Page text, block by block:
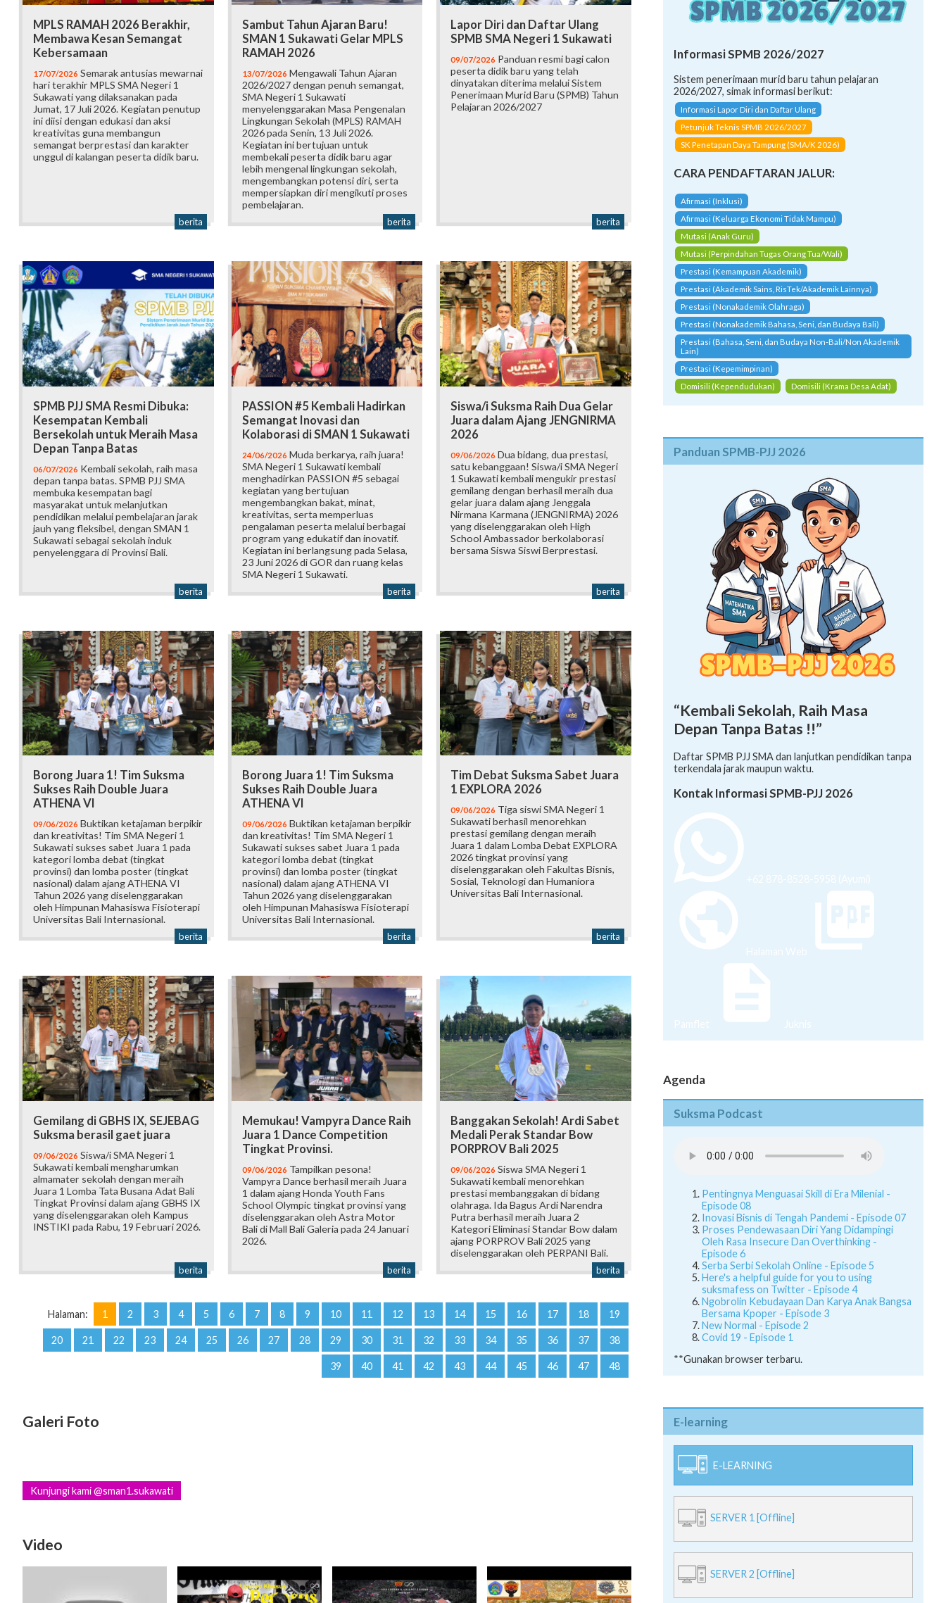
MPLS RAMAH 2026 Berakhir,
Membawa Kesan Semangat
Kebersamaan
17/07/2026 Semarak antusias mewarnai
hari terakhir MPLS SMA Negeri 1
Sukawati yang dilaksanakan pada
Jumat, 17 Juli 2026. Kegiatan penutup
ini diisi dengan edukasi dan aksi
kreativitas guna membangun
semangat berprestasi dan karakter
unggul di kalangan peserta didik baru.
berita
Sambut Tahun Ajaran Baru!
SMAN 1 Sukawati Gelar MPLS
RAMAH 2026
13/07/2026 Mengawali Tahun Ajaran
2026/2027 dengan penuh semangat,
SMA Negeri 1 Sukawati
menyelenggarakan Masa Pengenalan
Lingkungan Sekolah (MPLS) RAMAH
2026 pada Senin, 13 Juli 2026.
Kegiatan ini bertujuan untuk
membekali peserta didik baru agar
lebih mengenal lingkungan sekolah,
mengembangkan potensi diri, serta
mempersiapkan diri mengikuti proses
pembelajaran.
berita
Lapor Diri dan Daftar Ulang
SPMB SMA Negeri 1 Sukawati
09/07/2026 Panduan resmi bagi calon
peserta didik baru yang telah
dinyatakan diterima melalui Sistem
Penerimaan Murid Baru (SPMB) Tahun
Pelajaran 2026/2027
berita
SPMB PJJ SMA Resmi Dibuka:
Kesempatan Kembali
Bersekolah untuk Meraih Masa
Depan Tanpa Batas
06/07/2026 Kembali sekolah, raih masa
depan tanpa batas. SPMB PJJ SMA
membuka kesempatan bagi
masyarakat untuk melanjutkan
pendidikan melalui pembelajaran jarak
jauh yang fleksibel, dengan SMAN 1
Sukawati sebagai sekolah induk
penyelenggara di Provinsi Bali.
berita
PASSION #5 Kembali Hadirkan
Semangat Inovasi dan
Kolaborasi di SMAN 1 Sukawati
24/06/2026 Muda berkarya, raih juara!
SMA Negeri 1 Sukawati kembali
menghadirkan PASSION #5 sebagai
kegiatan yang bertujuan
mengembangkan bakat, minat,
kreativitas, serta memperluas
pengalaman peserta melalui berbagai
program yang edukatif dan inovatif.
Kegiatan ini berlangsung pada Selasa,
23 Juni 2026 di GOR dan ruang kelas
SMA Negeri 1 Sukawati.
berita
Siswa/i Suksma Raih Dua Gelar
Juara dalam Ajang JENGNIRMA
2026
09/06/2026 Dua bidang, dua prestasi,
satu kebanggaan! Siswa/i SMA Negeri
1 Sukawati kembali mengukir prestasi
gemilang dengan berhasil meraih dua
gelar juara dalam ajang Jenggala
Nirmana Karmana (JENGNIRMA) 2026
yang diselenggarakan oleh High
School Ambassador berkolaborasi
bersama Siswa Siswi Berprestasi.
berita
Borong Juara 1! Tim Suksma
Sukses Raih Double Juara
ATHENA VI
09/06/2026 Buktikan ketajaman berpikir
dan kreativitas! Tim SMA Negeri 1
Sukawati sukses sabet Juara 1 pada
kategori lomba debat (tingkat
provinsi) dan lomba poster (tingkat
nasional) dalam ajang ATHENA VI
Tahun 2026 yang diselenggarakan
oleh Himpunan Mahasiswa Fisioterapi
Universitas Bali Internasional.
berita
Borong Juara 1! Tim Suksma
Sukses Raih Double Juara
ATHENA VI
09/06/2026 Buktikan ketajaman berpikir
dan kreativitas! Tim SMA Negeri 1
Sukawati sukses sabet Juara 1 pada
kategori lomba debat (tingkat
provinsi) dan lomba poster (tingkat
nasional) dalam ajang ATHENA VI
Tahun 2026 yang diselenggarakan
oleh Himpunan Mahasiswa Fisioterapi
Universitas Bali Internasional.
berita
Tim Debat Suksma Sabet Juara
1 EXPLORA 2026
09/06/2026 Tiga siswi SMA Negeri 1
Sukawati berhasil menorehkan
prestasi gemilang dengan meraih
Juara 1 dalam Lomba Debat EXPLORA
2026 tingkat provinsi yang
diselenggarakan oleh Fakultas Bisnis,
Sosial, Teknologi dan Humaniora
Universitas Bali Internasional.
berita
Gemilang di GBHS IX, SEJEBAG
Suksma berasil gaet juara
09/06/2026 Siswa/i SMA Negeri 1
Sukawati kembali mengharumkan
almamater sekolah dengan meraih
Juara 1 Lomba Tata Busana Adat Bali
Tingkat Provinsi dalam ajang GBHS IX
yang diselenggarakan oleh Kampus
INSTIKI pada Rabu, 19 Februari 2026.
berita
Memukau! Vampyra Dance Raih
Juara 1 Dance Competition
Tingkat Provinsi.
09/06/2026 Tampilkan pesona!
Vampyra Dance berhasil meraih Juara
1 dalam ajang Honda Youth Fans
School Olympic tingkat provinsi yang
diselenggarakan oleh Astra Motor
Bali di Mall Bali Galeria pada 24 Januari
2026.
berita
Banggakan Sekolah! Ardi Sabet
Medali Perak Standar Bow
PORPROV Bali 2025
09/06/2026 Siswa SMA Negeri 1
Sukawati kembali menorehkan
prestasi membanggakan di bidang
olahraga. Ida Bagus Ardi Narendra
Putra berhasil meraih Juara 2
Kategori Eliminasi Standar Bow dalam
ajang PORPROV Bali 2025 yang
diselenggarakan oleh PERPANI Bali.
berita
Halaman: 1 2 3 4 5 6 7 8 9 10 11 12 13 14 15 16 17 18 19
20 21 22 23 24 25 26 27 28 29 30 31 32 33 34 35 36 37 38
39 40 41 42 43 44 45 46 47 48
Galeri Foto
Kunjungi kami @sman1.sukawati
Video
Informasi SPMB 2026/2027
Sistem penerimaan murid baru tahun pelajaran
2026/2027, simak informasi berikut:
Informasi Lapor Diri dan Daftar Ulang
Petunjuk Teknis SPMB 2026/2027
SK Penetapan Daya Tampung (SMA/K 2026)
CARA PENDAFTARAN JALUR:
Afirmasi (Inklusi)
Afirmasi (Keluarga Ekonomi Tidak Mampu)
Mutasi (Anak Guru)
Mutasi (Perpindahan Tugas Orang Tua/Wali)
Prestasi (Kemampuan Akademik)
Prestasi (Akademik Sains, RisTek/Akademik Lainnya)
Prestasi (Nonakademik Olahraga)
Prestasi (Nonakademik Bahasa, Seni, dan Budaya Bali)
Prestasi (Bahasa, Seni, dan Budaya Non-Bali/Non Akademik
Lain)
Prestasi (Kepemimpinan)
Domisili (Kependudukan)
Domisili (Krama Desa Adat)
Panduan SPMB-PJJ 2026
“Kembali Sekolah, Raih Masa
Depan Tanpa Batas !!”
Daftar SPMB PJJ SMA dan lanjutkan pendidikan tanpa
terkendala jarak maupun waktu.
Kontak Informasi SPMB-PJJ 2026
+62 878-8528-5958 (Ayumi)
Halaman Web
Pamflet Juknis
Agenda
Suksma Podcast
Pentingnya Menguasai Skill di Era Milenial -
Episode 08
Inovasi Bisnis di Tengah Pandemi - Episode 07
Proses Pendewasaan Diri Yang Didampingi
Oleh Rasa Insecure Dan Overthinking -
Episode 6
Serba Serbi Sekolah Online - Episode 5
Here's a helpful guide for you to using
suksmafess on Twitter - Episode 4
Ngobrolin Kebudayaan Dan Karya Anak Bangsa
Bersama Kpoper - Episode 3
New Normal - Episode 2
Covid 19 - Episode 1
**Gunakan browser terbaru.
E-learning
E-LEARNING
SERVER 1 [Offline]
SERVER 2 [Offline]